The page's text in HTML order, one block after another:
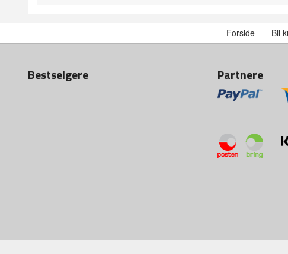
Forside Bli
Bestselgere Partnere